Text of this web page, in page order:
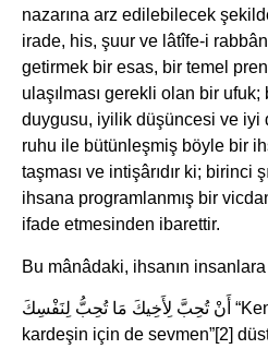
nazarına arz edilebilecek
irade, his, şuur ve lâtîfe-i
getirmek bir esas, bir temel
ulaşılması gerekli olan bir ufuk;
duygusu, iyilik düşüncesi ve iyi
ruhu ile bütünleşmiş böyle bir
taşması ve intişârıdır ki; birinci
ihsana programlanmış bir
ifade etmesinden ibarettir.
Bu mânâdaki, ihsanın insanlara
أَنْ تُحِبَّ لِأَخِيكَ مَا تُحِبُّ لِنَفْسِكَ “Kendin için sevdiğini
kardeşin için de sevmen”[2]